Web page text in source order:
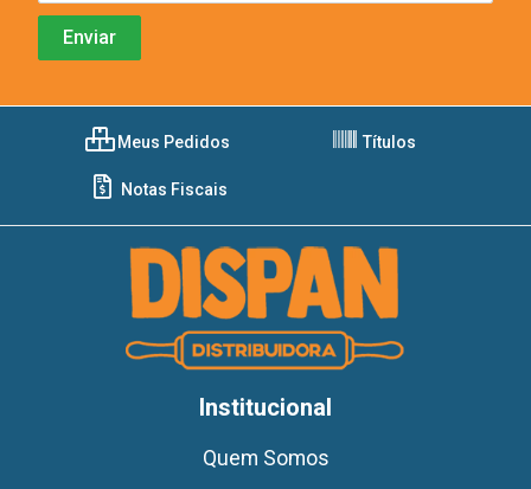
Meus Pedidos Títulos
Notas Fiscais
Institucional
Quem Somos